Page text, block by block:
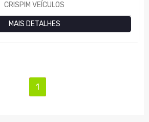
CRISPIM VEÍCULOS
MAIS DETALHES
1(current)